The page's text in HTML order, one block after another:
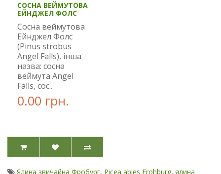
СОСНА ВЕЙМУТОВА
ЕЙНДЖЕЛ ФОЛС
Сосна веймутова
Ейнджел Фолс
(Pinus strobus
Angel Falls), інша
назва: сосна
веймута Angel
Falls, сос..
0.00 грн.
Ялина звичайна Фробург, Picea abies Frohburg, ялина